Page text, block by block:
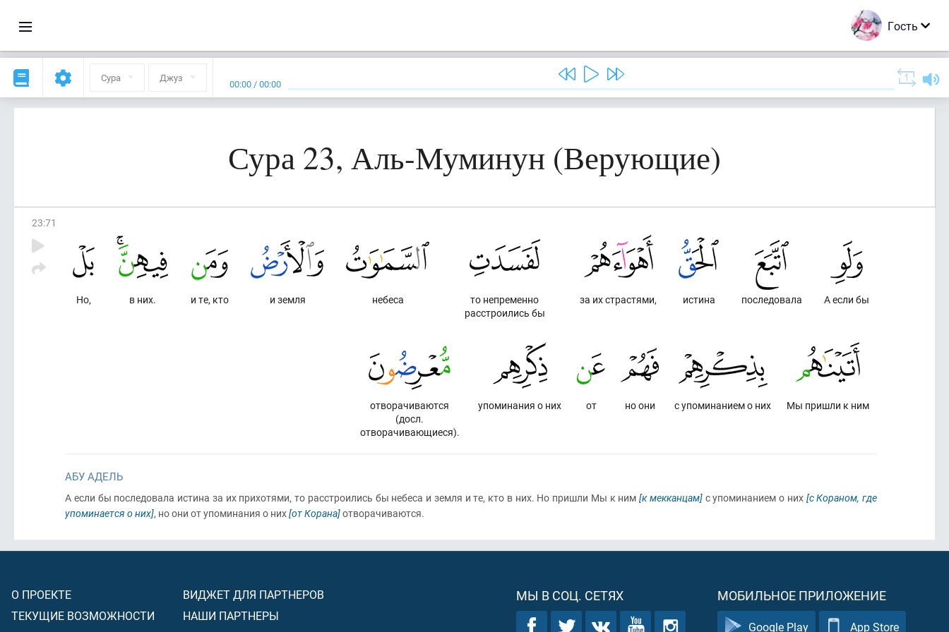
Гость
Сура Джуз 00:00 /00:00
Сура 23, Аль-Муминун (Верующие)
23:71
А если бы
последовала
истина
за их страстями,
то непременно
расстроились бы
небеса
и земля
и те, кто
в них.
Но,
Мы пришли к ним
с упоминанием о них
но они
от
упоминания о них
отворачиваются
(досл.
отворачивающиеся).
АБУ АДЕЛЬ
А если бы последовала истина за их прихотями, то расстроились бы небеса и земля и те, кто в них. Но пришли Мы к ним [к мекканцам]с упоминанием о них [с Кораном, где
упоминается о них], но они от упоминания о них[от Корана]отворачиваются.
О ПРОЕКТЕ
ТЕКУЩИЕ ВОЗМОЖНОСТИ
ВИДЖЕТ ДЛЯ ПАРТНЕРОВ
НАШИ ПАРТНЕРЫ
МЫ В СОЦ. СЕТЯХ МОБИЛЬНОЕ ПРИЛОЖЕНИЕ
Google Play App Store